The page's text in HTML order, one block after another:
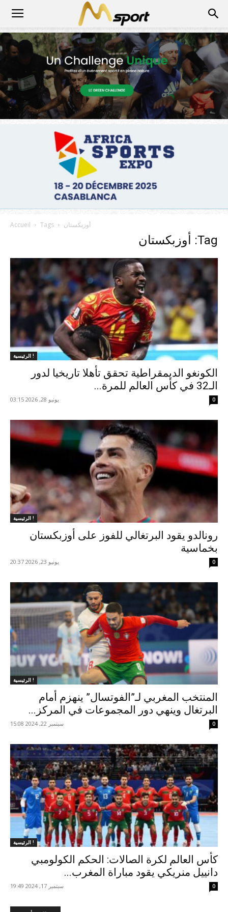
Accueil Tags أوزبكستان
Tag: أوزبكستان
الرئيسية !
الكونغو الديمقراطية تحقق تأهلا تاريخيا لدور
الـ32 في كأس العالم للمرة...
يونيو 28, 2026 03:15 0
الرئيسية !
رونالدو يقود البرتغالي للفوز على أوزبكستان
بخماسية
يونيو 23, 2026 20:37 0
الرئيسية !
المنتخب المغربي لـ”الفوتسال” ينهزم أمام
البرتغال وينهي دور المجموعات في المركز...
سبتمبر 22, 2024 15:08 0
الرئيسية !
كأس العالم لكرة الصالات: الحكم الكولومبي
دانييل منريكي يقود مباراة المغرب...
سبتمبر 17, 2024 19:49 0